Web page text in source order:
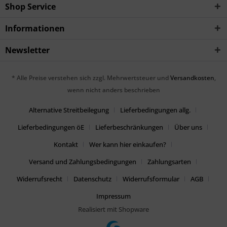
Shop Service
Informationen
Newsletter
* Alle Preise verstehen sich zzgl. Mehrwertsteuer und Versandkosten,
wenn nicht anders beschrieben
Alternative Streitbeilegung
Lieferbedingungen allg.
Lieferbedingungen öE
Lieferbeschränkungen
Über uns
Kontakt
Wer kann hier einkaufen?
Versand und Zahlungsbedingungen
Zahlungsarten
Widerrufsrecht
Datenschutz Widerrufsformular
AGB
Impressum
Realisiert mit Shopware